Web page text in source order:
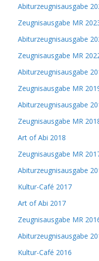
Abiturzeugnisausgabe
Zeugnisausgabe MR
Abiturzeugnisausgabe
Zeugnisausgabe MR
Abiturzeugnisausgabe
Zeugnisausgabe MR
Abiturzeugnisausgabe
Zeugnisausgabe MR
Art of Abi 2018
Zeugnisausgabe MR
Abiturzeugnisausgabe
Kultur-Café 2017
Art of Abi 2017
Zeugnisausgabe MR
Abiturzeugnisausgabe
Kultur-Café 2016